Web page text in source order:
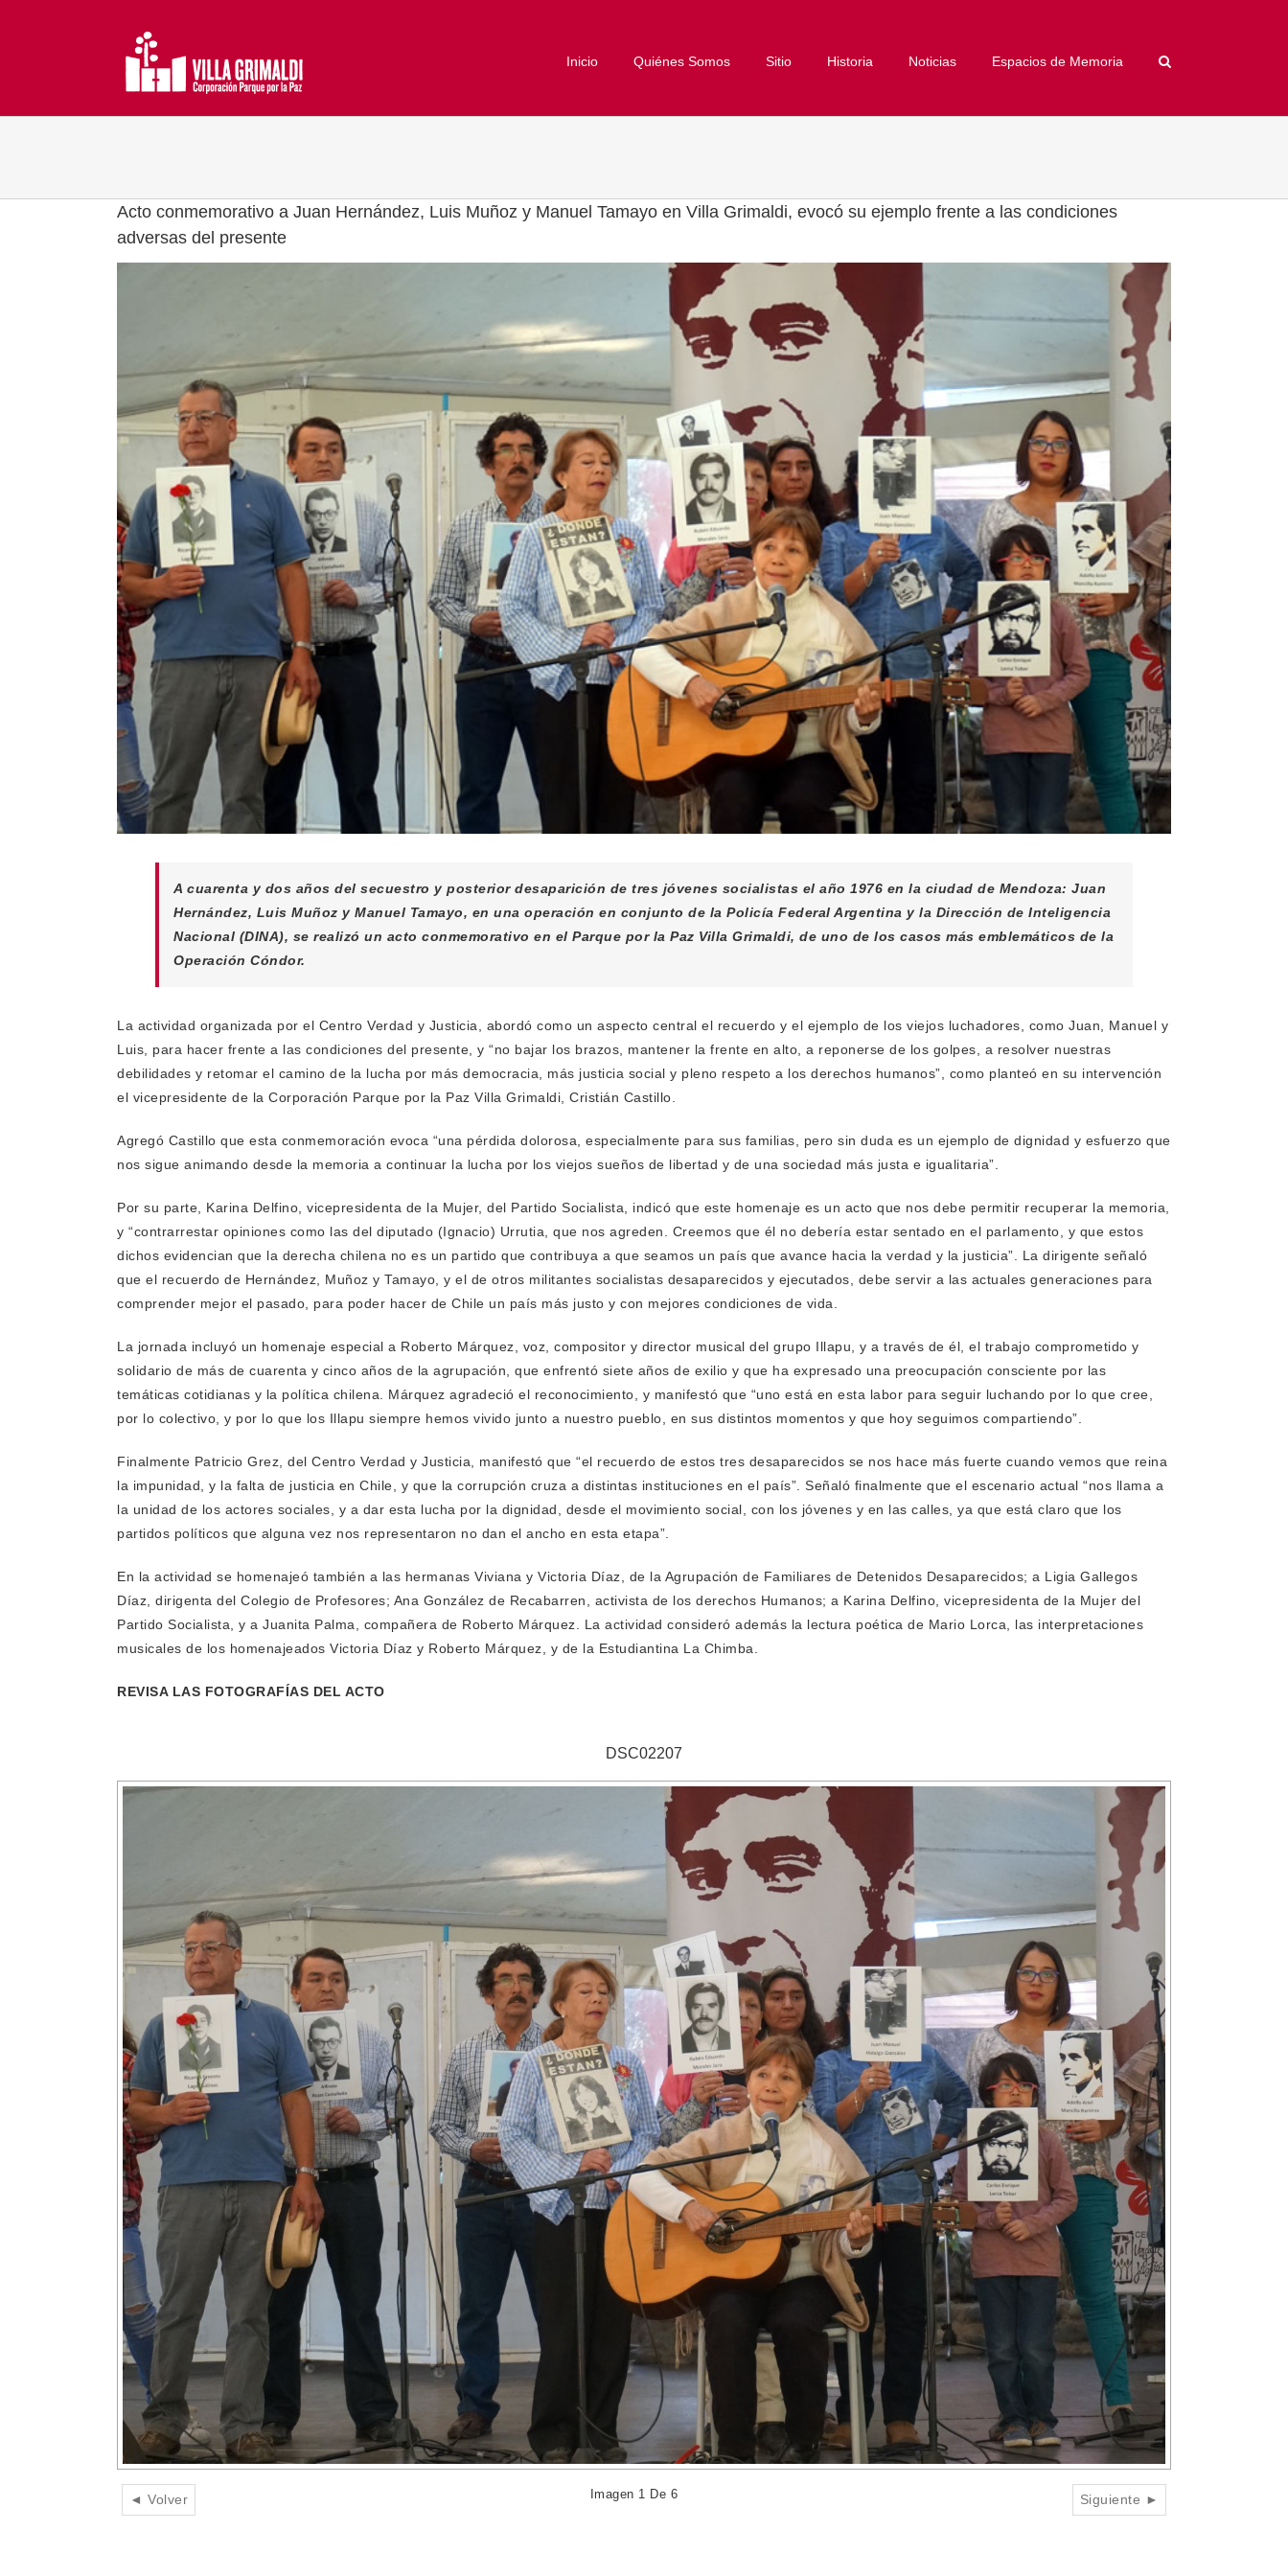
Inicio Quiénes Somos Sitio Historia Noticias Espacios de Memoria
Acto conmemorativo a Juan Hernández, Luis Muñoz y Manuel Tamayo en Villa Grimaldi, evocó su ejemplo frente a las condiciones
adversas del presente
A cuarenta y dos años del secuestro y posterior desaparición de tres jóvenes socialistas el año 1976 en la ciudad de Mendoza: Juan
Hernández, Luis Muñoz y Manuel Tamayo, en una operación en conjunto de la Policía Federal Argentina y la Dirección de Inteligencia
Nacional (DINA), se realizó un acto conmemorativo en el Parque por la Paz Villa Grimaldi, de uno de los casos más emblemáticos de la
Operación Cóndor.
La actividad organizada por el Centro Verdad y Justicia, abordó como un aspecto central el recuerdo y el ejemplo de los viejos luchadores, como Juan, Manuel y
Luis, para hacer frente a las condiciones del presente, y “no bajar los brazos, mantener la frente en alto, a reponerse de los golpes, a resolver nuestras
debilidades y retomar el camino de la lucha por más democracia, más justicia social y pleno respeto a los derechos humanos”, como planteó en su intervención
el vicepresidente de la Corporación Parque por la Paz Villa Grimaldi, Cristián Castillo.
Agregó Castillo que esta conmemoración evoca “una pérdida dolorosa, especialmente para sus familias, pero sin duda es un ejemplo de dignidad y esfuerzo que
nos sigue animando desde la memoria a continuar la lucha por los viejos sueños de libertad y de una sociedad más justa e igualitaria”.
Por su parte, Karina Delfino, vicepresidenta de la Mujer, del Partido Socialista, indicó que este homenaje es un acto que nos debe permitir recuperar la memoria,
y “contrarrestar opiniones como las del diputado (Ignacio) Urrutia, que nos agreden. Creemos que él no debería estar sentado en el parlamento, y que estos
dichos evidencian que la derecha chilena no es un partido que contribuya a que seamos un país que avance hacia la verdad y la justicia”. La dirigente señaló
que el recuerdo de Hernández, Muñoz y Tamayo, y el de otros militantes socialistas desaparecidos y ejecutados, debe servir a las actuales generaciones para
comprender mejor el pasado, para poder hacer de Chile un país más justo y con mejores condiciones de vida.
La jornada incluyó un homenaje especial a Roberto Márquez, voz, compositor y director musical del grupo Illapu, y a través de él, el trabajo comprometido y
solidario de más de cuarenta y cinco años de la agrupación, que enfrentó siete años de exilio y que ha expresado una preocupación consciente por las
temáticas cotidianas y la política chilena. Márquez agradeció el reconocimiento, y manifestó que “uno está en esta labor para seguir luchando por lo que cree,
por lo colectivo, y por lo que los Illapu siempre hemos vivido junto a nuestro pueblo, en sus distintos momentos y que hoy seguimos compartiendo”.
Finalmente Patricio Grez, del Centro Verdad y Justicia, manifestó que “el recuerdo de estos tres desaparecidos se nos hace más fuerte cuando vemos que reina
la impunidad, y la falta de justicia en Chile, y que la corrupción cruza a distintas instituciones en el país”. Señaló finalmente que el escenario actual “nos llama a
la unidad de los actores sociales, y a dar esta lucha por la dignidad, desde el movimiento social, con los jóvenes y en las calles, ya que está claro que los
partidos políticos que alguna vez nos representaron no dan el ancho en esta etapa”.
En la actividad se homenajeó también a las hermanas Viviana y Victoria Díaz, de la Agrupación de Familiares de Detenidos Desaparecidos; a Ligia Gallegos
Díaz, dirigenta del Colegio de Profesores; Ana González de Recabarren, activista de los derechos Humanos; a Karina Delfino, vicepresidenta de la Mujer del
Partido Socialista, y a Juanita Palma, compañera de Roberto Márquez. La actividad consideró además la lectura poética de Mario Lorca, las interpretaciones
musicales de los homenajeados Victoria Díaz y Roberto Márquez, y de la Estudiantina La Chimba.
REVISA LAS FOTOGRAFÍAS DEL ACTO
DSC02207
◄ Volver Siguiente ►
Imagen 1 De 6